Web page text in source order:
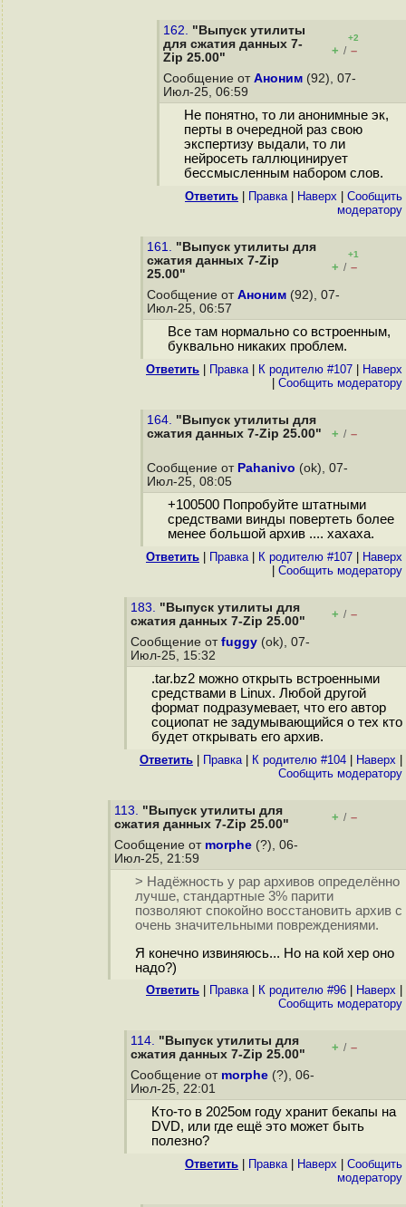
162. "Выпуск утилиты
для сжатия данных 7-
Zip 25.00"
+2
+ / –
Сообщение от Аноним (92), 07-
Июл-25, 06:59
Не понятно, то ли анонимные эк,
перты в очередной раз свою
экспертизу выдали, то ли
нейросеть галлюцинирует
бессмысленным набором слов.
Ответить Правка| Наверх
Cообщить
модератору
161. "Выпуск утилиты для
сжатия данных 7-Zip
25.00"
+1
+ / –
Сообщение от Аноним (92), 07-
Июл-25, 06:57
Все там нормально со встроенным,
буквально никаких проблем.
Ответить Правка| К родителю #107
Наверх
Cообщить модератору
164. "Выпуск утилиты для
сжатия данных 7-Zip 25.00"
+ / –
Сообщение от Pahanivo (ok), 07-
Июл-25, 08:05
+100500 Попробуйте штатными
средствами винды повертеть более
менее большой архив .... хахаха.
Ответить Правка| К родителю #107
Наверх
Cообщить модератору
183. "Выпуск утилиты для
сжатия данных 7-Zip 25.00"
+ / –
Сообщение от fuggy (ok), 07-
Июл-25, 15:32
.tar.bz2 можно открыть встроенными
средствами в Linux. Любой другой
формат подразумевает, что его автор
социопат не задумывающийся о тех кто
будет открывать его архив.
Ответить Правка| К родителю #104 Наверх
Cообщить модератору
113. "Выпуск утилиты для
сжатия данных 7-Zip 25.00"
+ / –
Сообщение от morphe (?), 06-
Июл-25, 21:59
> Надёжность у рар архивов определённо
лучше, стандартные 3% парити
позволяют спокойно восстановить архив с
очень значительными повреждениями.
Я конечно извиняюсь... Но на кой хер оно
надо?)
Ответить Правка| К родителю #96 Наверх
Cообщить модератору
114. "Выпуск утилиты для
сжатия данных 7-Zip 25.00"
+ / –
Сообщение от morphe (?), 06-
Июл-25, 22:01
Кто-то в 2025ом году хранит бекапы на
DVD, или где ещё это может быть
полезно?
Ответить Правка| Наверх
Cообщить
модератору